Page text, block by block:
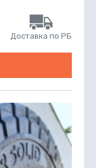
Доставка по РБ